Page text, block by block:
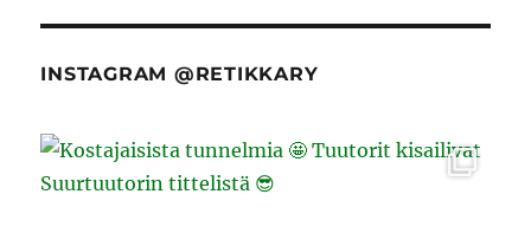
INSTAGRAM @RETIKKARY